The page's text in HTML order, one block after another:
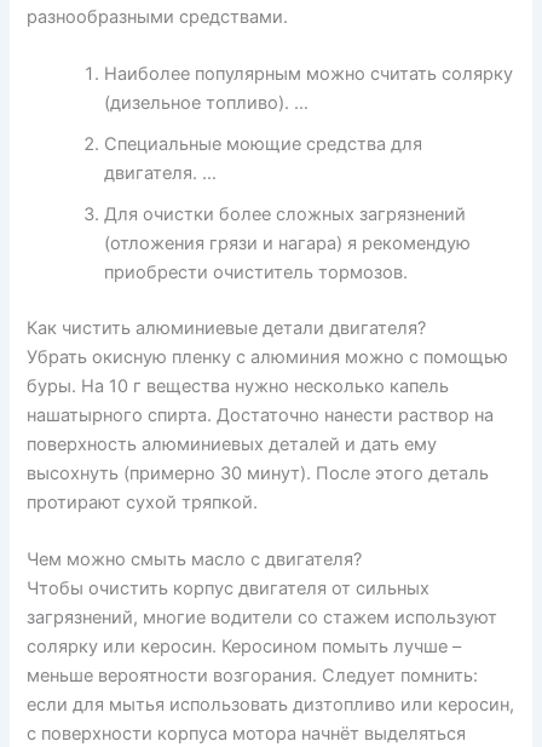
разнообразными средствами.
Наиболее популярным можно считать солярку
(дизельное топливо). …
Специальные моющие средства для
двигателя. …
Для очистки более сложных загрязнений
(отложения грязи и нагара) я рекомендую
приобрести очиститель тормозов.
Как чистить алюминиевые детали двигателя?
Убрать окисную пленку с алюминия можно с помощью
буры. На 10 г вещества нужно несколько капель
нашатырного спирта. Достаточно нанести раствор на
поверхность алюминиевых деталей и дать ему
высохнуть (примерно 30 минут). После этого деталь
протирают сухой тряпкой.
Чем можно смыть масло с двигателя?
Чтобы очистить корпус двигателя от сильных
загрязнений, многие водители со стажем используют
солярку или керосин. Керосином помыть лучше –
меньше вероятности возгорания. Следует помнить:
если для мытья использовать дизтопливо или керосин,
с поверхности корпуса мотора начнёт выделяться